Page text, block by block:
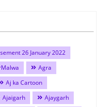
26 January 2022
Agra
Aj ka Cartoon
Ajaigarh
Ajaygarh